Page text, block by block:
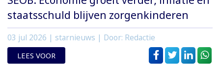
staatsschuld blijven zorgenkinderen
03 jul 2026 | starnieuws | Door: Redactie
LEES VOOR